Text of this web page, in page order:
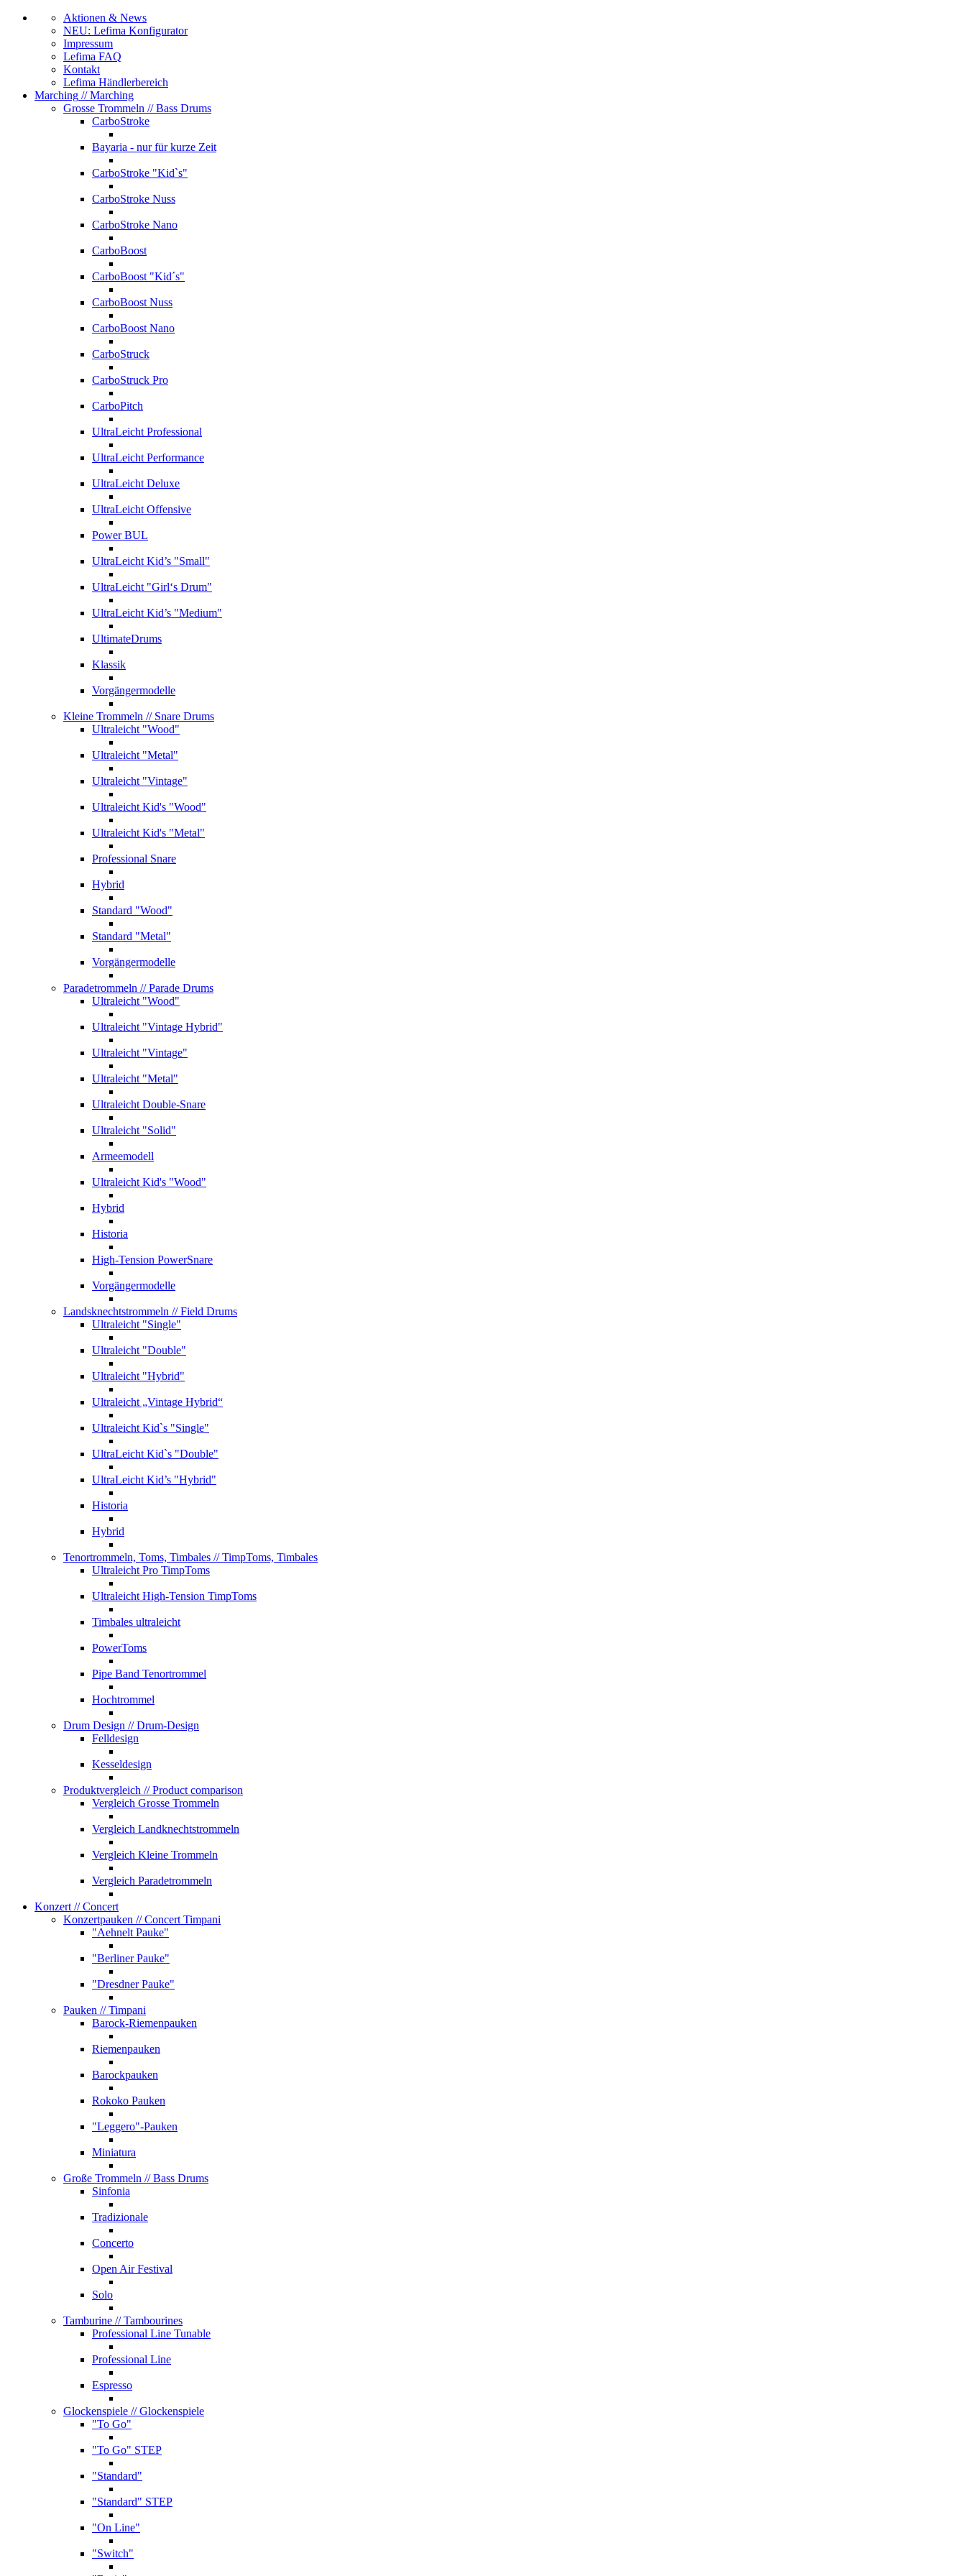
Aktionen & News
NEU: Lefima Konfigurator
Impressum
Lefima FAQ
Kontakt
Lefima Händlerbereich
Marching // Marching
Grosse Trommeln // Bass Drums
CarboStroke
Bayaria - nur für kurze Zeit
CarboStroke "Kid`s"
CarboStroke Nuss
CarboStroke Nano
CarboBoost
CarboBoost "Kid´s"
CarboBoost Nuss
CarboBoost Nano
CarboStruck
CarboStruck Pro
CarboPitch
UltraLeicht Professional
UltraLeicht Performance
UltraLeicht Deluxe
UltraLeicht Offensive
Power BUL
UltraLeicht Kid’s "Small"
UltraLeicht "Girl‘s Drum"
UltraLeicht Kid’s "Medium"
UltimateDrums
Klassik
Vorgängermodelle
Kleine Trommeln // Snare Drums
Ultraleicht "Wood"
Ultraleicht "Metal"
Ultraleicht "Vintage"
Ultraleicht Kid's "Wood"
Ultraleicht Kid's "Metal"
Professional Snare
Hybrid
Standard "Wood"
Standard "Metal"
Vorgängermodelle
Paradetrommeln // Parade Drums
Ultraleicht "Wood"
Ultraleicht "Vintage Hybrid"
Ultraleicht "Vintage"
Ultraleicht "Metal"
Ultraleicht Double-Snare
Ultraleicht "Solid"
Armeemodell
Ultraleicht Kid's "Wood"
Hybrid
Historia
High-Tension PowerSnare
Vorgängermodelle
Landsknechtstrommeln // Field Drums
Ultraleicht "Single"
Ultraleicht "Double"
Ultraleicht "Hybrid"
Ultraleicht „Vintage Hybrid“
Ultraleicht Kid`s "Single"
UltraLeicht Kid`s "Double"
UltraLeicht Kid’s "Hybrid"
Historia
Hybrid
Tenortrommeln, Toms, Timbales // TimpToms, Timbales
Ultraleicht Pro TimpToms
Ultraleicht High-Tension TimpToms
Timbales ultraleicht
PowerToms
Pipe Band Tenortrommel
Hochtrommel
Drum Design // Drum-Design
Felldesign
Kesseldesign
Produktvergleich // Product comparison
Vergleich Grosse Trommeln
Vergleich Landknechtstrommeln
Vergleich Kleine Trommeln
Vergleich Paradetrommeln
Konzert // Concert
Konzertpauken // Concert Timpani
"Aehnelt Pauke"
"Berliner Pauke"
"Dresdner Pauke"
Pauken // Timpani
Barock-Riemenpauken
Riemenpauken
Barockpauken
Rokoko Pauken
"Leggero"-Pauken
Miniatura
Große Trommeln // Bass Drums
Sinfonia
Tradizionale
Concerto
Open Air Festival
Solo
Tamburine // Tambourines
Professional Line Tunable
Professional Line
Espresso
Glockenspiele // Glockenspiele
"To Go"
"To Go" STEP
"Standard"
"Standard" STEP
"On Line"
"Switch"